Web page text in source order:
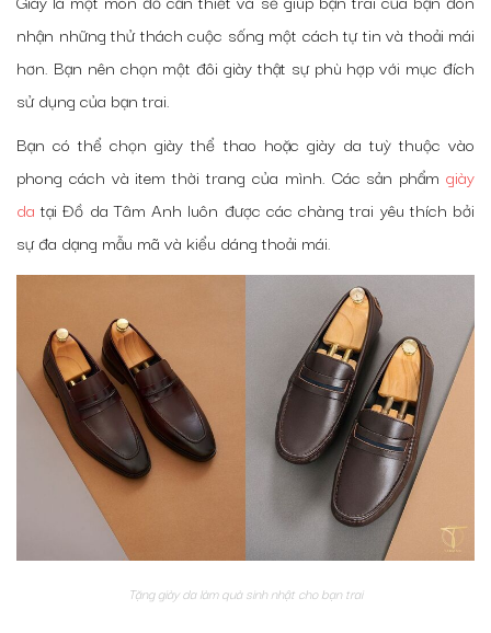
nhận những thử thách cuộc sống một cách tự tin và thoải mái
hơn. Bạn nên chọn một đôi giày thật sự phù hợp với mục đích
sử dụng của bạn trai.
Bạn có thể chọn giày thể thao hoặc giày da tuỳ thuộc vào
phong cách và item thời trang của mình. Các sản phẩm giày
da tại Đồ da Tâm Anh luôn được các chàng trai yêu thích bởi
sự đa dạng mẫu mã và kiểu dáng thoải mái.
Tặng giày da làm quà sinh nhật cho bạn trai